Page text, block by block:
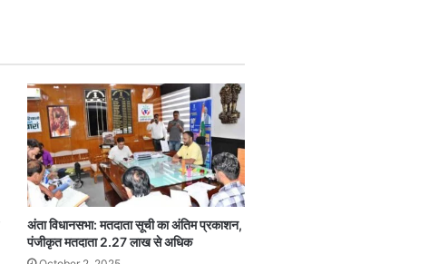
अंता विधानसभा: मतदाता सूची का अंतिम प्रकाशन,
पंजीकृत मतदाता 2.27 लाख से अधिक